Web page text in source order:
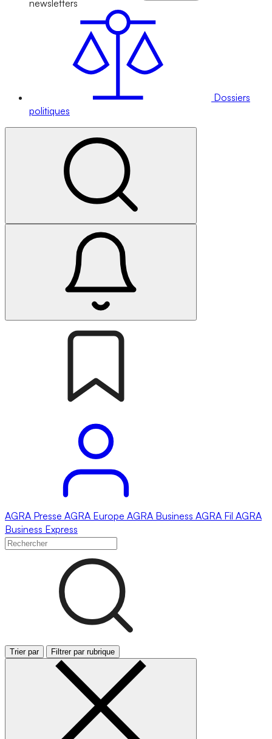
newsletters
Dossiers
politiques
AGRA Presse AGRA Europe AGRA Business AGRA Fil AGRA
Business Express
Trier par Filtrer par rubrique